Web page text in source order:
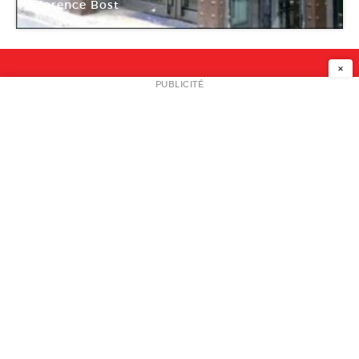
Florence Bost
Ateliers de Paris
NEWSLETTER
×
PUBLICITÉ